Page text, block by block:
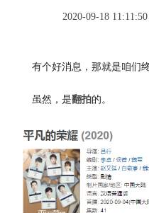
2020-09-18 11:11:50
有个好消息，那就是咱们
虽然，是翻拍的。